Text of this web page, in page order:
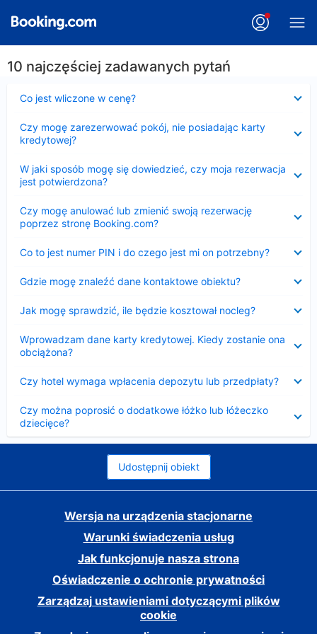
10 najczęściej zadawanych pytań
Co jest wliczone w cenę?
Czy mogę zarezerwować pokój, nie posiadając karty
kredytowej?
W jaki sposób mogę się dowiedzieć, czy moja rezerwacja
jest potwierdzona?
Czy mogę anulować lub zmienić swoją rezerwację
poprzez stronę Booking.com?
Co to jest numer PIN i do czego jest mi on potrzebny?
Gdzie mogę znaleźć dane kontaktowe obiektu?
Jak mogę sprawdzić, ile będzie kosztował nocleg?
Wprowadzam dane karty kredytowej. Kiedy zostanie ona
obciążona?
Czy hotel wymaga wpłacenia depozytu lub przedpłaty?
Czy można poprosić o dodatkowe łóżko lub łóżeczko
dziecięce?
Udostępnij obiekt
Wersja na urządzenia stacjonarne
Warunki świadczenia usług
Jak funkcjonuje nasza strona
Oświadczenie o ochronie prywatności
Zarządzaj ustawieniami dotyczącymi plików
cookie